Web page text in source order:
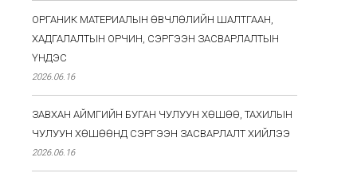
ОРГАНИК МАТЕРИАЛЫН ӨВЧЛӨЛИЙН ШАЛТГААН,
ХАДГАЛАЛТЫН ОРЧИН, СЭРГЭЭН ЗАСВАРЛАЛТЫН
ҮНДЭС
2026.06.16
ЗАВХАН АЙМГИЙН БУГАН ЧУЛУУН ХӨШӨӨ, ТАХИЛЫН
ЧУЛУУН ХӨШӨӨНД СЭРГЭЭН ЗАСВАРЛАЛТ ХИЙЛЭЭ
2026.06.16